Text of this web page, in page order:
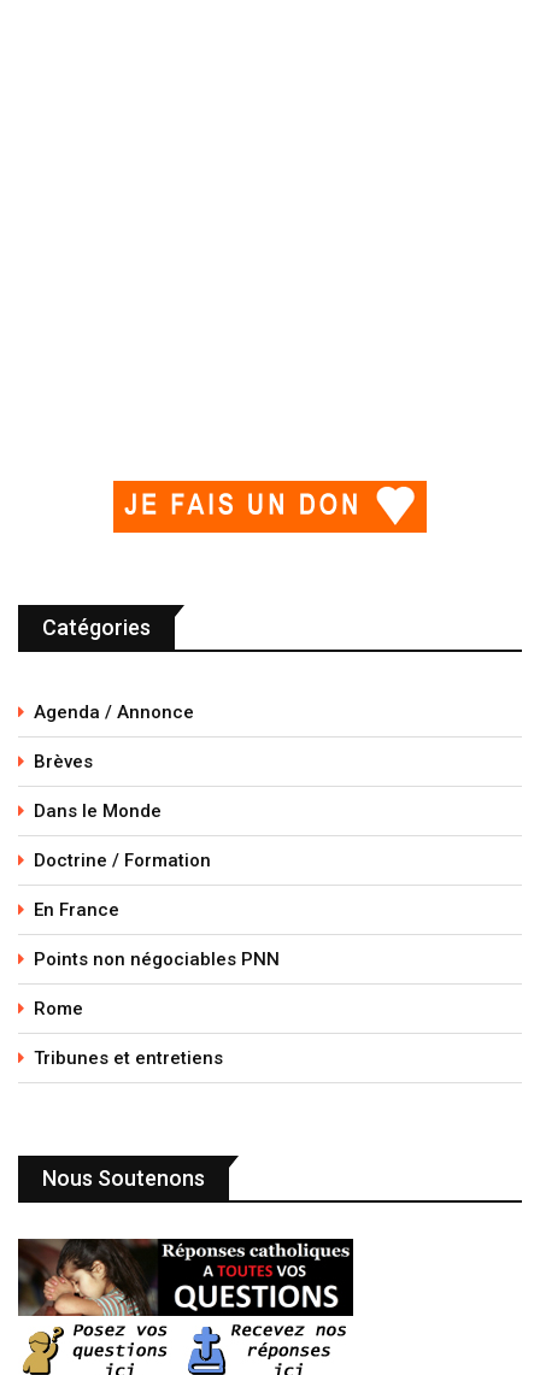
Catégories
Agenda / Annonce
Brèves
Dans le Monde
Doctrine / Formation
En France
Points non négociables PNN
Rome
Tribunes et entretiens
Nous Soutenons